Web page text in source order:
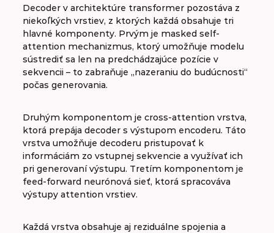
Deep learning
Dropout
Decoder v architektúre transformer pozostáva z
niekoľkých vrstiev, z ktorých každá obsahuje tri
hlavné komponenty. Prvým je masked self-
attention mechanizmus, ktorý umožňuje modelu
sústrediť sa len na predchádzajúce pozície v
sekvencii – to zabraňuje „nazeraniu do budúcnosti“
počas generovania.
Druhým komponentom je cross-attention vrstva,
ktorá prepája decoder s výstupom encoderu. Táto
vrstva umožňuje decoderu pristupovať k
informáciám zo vstupnej sekvencie a využívať ich
pri generovaní výstupu. Tretím komponentom je
feed-forward neurónová sieť, ktorá spracováva
výstupy attention vrstiev.
Každá vrstva obsahuje aj reziduálne spojenia a